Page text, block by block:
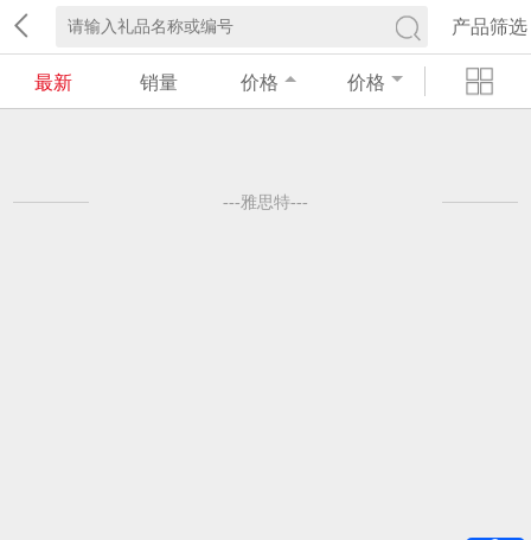
产品筛选
最新 销量 价格 价格
---雅思特---